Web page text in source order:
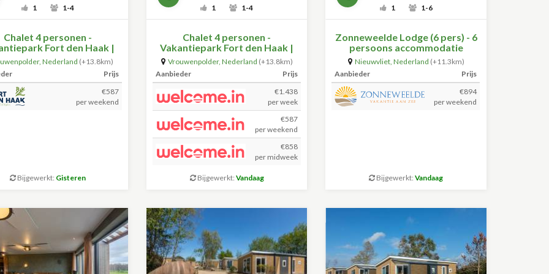
1 1-4
Chalet 4 personen -
Fort den Haak |
(2 huisdieren
toegestaan)
,Nederland (+13.8km)
Prijs
€587
per weekend
Bijgewerkt: Gisteren
1 1-4
Chalet 4 personen -
Vakantiepark Fort den Haak |
Vrouwenpolder
Vrouwenpolder, Nederland (+13.8km)
Aanbieder
Prijs
€1.438
per week
€587
per weekend
€858
per midweek
Bijgewerkt: Vandaag
1 1-6
Zonneweelde Lodge (6 pers) - 6
persoons accommodatie
Nieuwvliet, Nederland (+11.3km)
Aanbieder
Prijs
€894
per weekend
Bijgewerkt:Vandaag